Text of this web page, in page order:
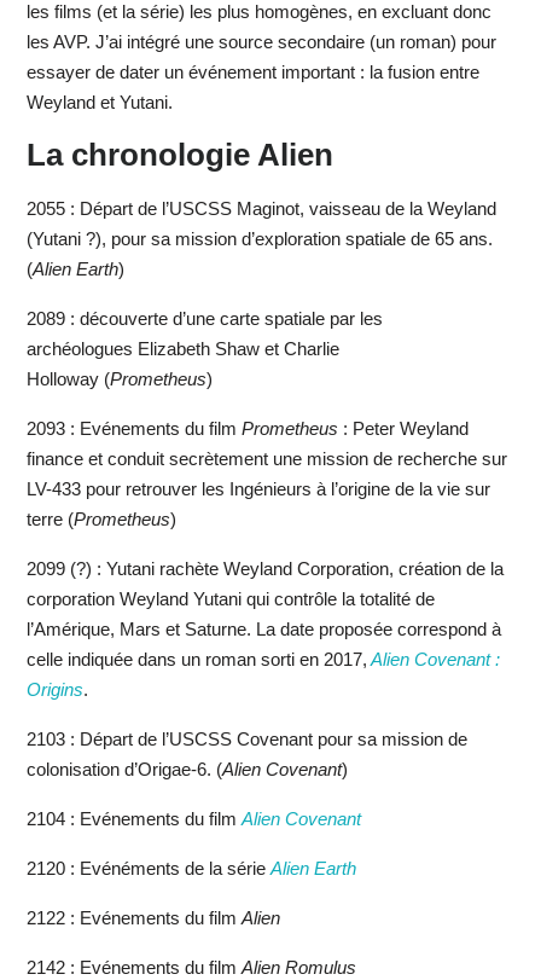
les films (et la série) les plus homogènes, en excluant donc
les AVP. J’ai intégré une source secondaire (un roman) pour
essayer de dater un événement important : la fusion entre
Weyland et Yutani.
La chronologie Alien
2055 : Départ de l’USCSS Maginot, vaisseau de la Weyland
(Yutani ?), pour sa mission d’exploration spatiale de 65 ans.
(Alien Earth)
2089 : découverte d’une carte spatiale par les
archéologues Elizabeth Shaw et Charlie
Holloway (Prometheus)
2093 : Evénements du film Prometheus : Peter Weyland
finance et conduit secrètement une mission de recherche sur
LV-433 pour retrouver les Ingénieurs à l’origine de la vie sur
terre (Prometheus)
2099 (?) : Yutani rachète Weyland Corporation, création de la
corporation Weyland Yutani qui contrôle la totalité de
l’Amérique, Mars et Saturne. La date proposée correspond à
celle indiquée dans un roman sorti en 2017, Alien Covenant :
Origins.
2103 : Départ de l’USCSS Covenant pour sa mission de
colonisation d’Origae-6. (Alien Covenant)
2104 : Evénements du film Alien Covenant
2120 : Evénéments de la série Alien Earth
2122 : Evénements du film Alien
2142 : Evénements du film Alien Romulus